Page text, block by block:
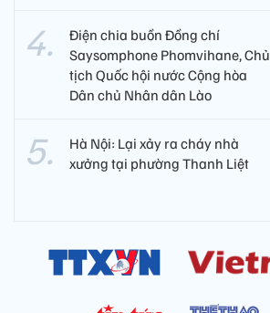
Điện chia buồn Đồng chí
Saysomphone Phomvihane, Chủ
tịch Quốc hội nước Cộng hòa
Dân chủ Nhân dân Lào
Hà Nội: Lại xảy ra cháy nhà
xưởng tại phường Thanh Liệt